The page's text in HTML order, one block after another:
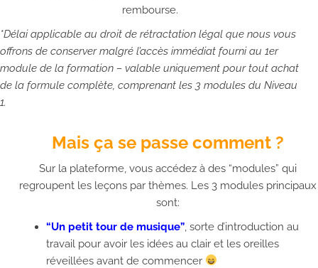
rembourse.
*Délai applicable au droit de rétractation légal que nous vous
offrons de conserver malgré l’accès immédiat fourni au 1er
module de la formation – valable uniquement pour tout achat
de la formule complète, comprenant les 3 modules du Niveau
1.
Mais ça se passe comment ?
Sur la plateforme, vous accédez à des “modules” qui
regroupent les leçons par thèmes. Les 3 modules principaux
sont:
“Un petit tour de musique”, sorte d’introduction au
travail pour avoir les idées au clair et les oreilles
réveillées avant de commencer